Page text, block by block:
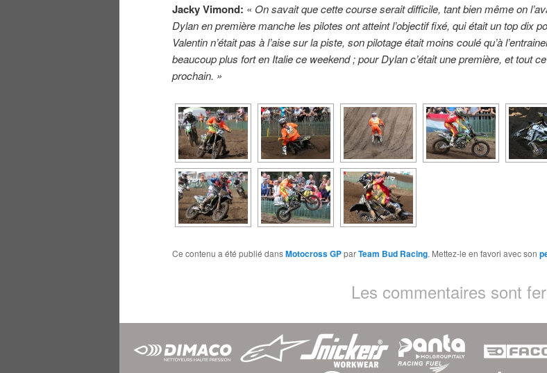
Jacky Vimond: « On savait que cette course serait difficile, tant bien même on
Dylan en première manche les pilotes ont atteint l’objectif fixé, qui était un top dix
Valentin n’était pas à l’aise sur la piste, son pilotage était moins coulé qu’à
beaucoup plus fort en Italie ce weekend ; pour Dylan c’était une première, et tout
prochain. »
Ce contenu a été publié dansMotocross GPparTeam Bud Racing. Mettez-le en favori avec son
Les commentaires sont